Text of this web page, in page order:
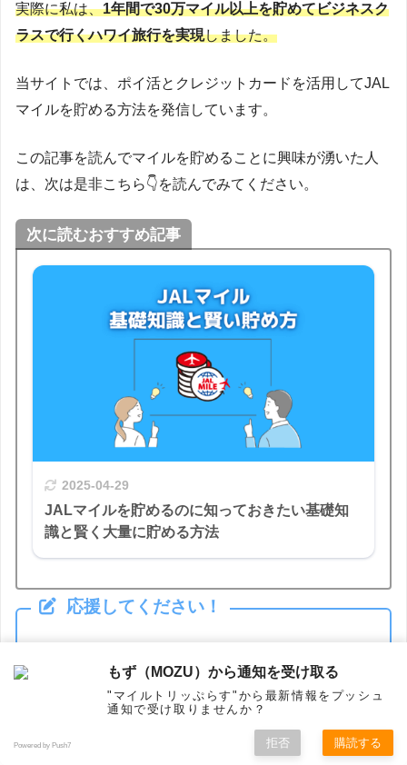
実際に私は、1年間で30万マイル以上を貯めてビジネスク
ラスで行くハワイ旅行を実現しました。
当サイトでは、ポイ活とクレジットカードを活用してJAL
マイルを貯める方法を発信しています。
この記事を読んでマイルを貯めることに興味が湧いた人
は、次は是非こちら👇を読んでみてください。
次に読むおすすめ記事
2025-04-29
JALマイルを貯めるのに知っておきたい基礎知
識と賢く大量に貯める方法
応援してください！
この記事が役に立ったらクリックして応援してく
ださい。あなたの応援によって、この記事がより
多くの人に届くようになります。
ホーム メニュー トップ
もず（MOZU）から通知を受け取る
"マイルトリッぷらす"から最新情報をプッシュ
通知で受け取りませんか？
Powered by Push7 拒否 購読する